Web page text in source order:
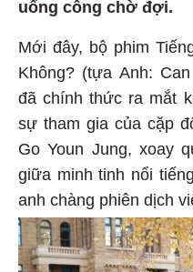
uổng công chờ đợi.
Mới đây, bộ phim
Không? (tựa Anh:
đã chính thức ra mắt
sự tham gia của cặp
Go Youn Jung, xoay
giữa minh tinh nổi
anh chàng phiên dịch